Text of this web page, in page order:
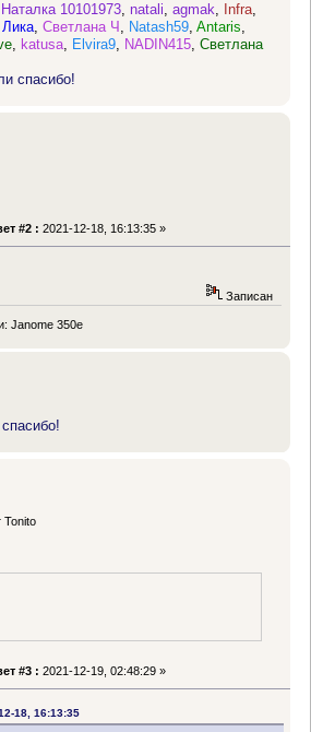
Наталка 10101973,natali,agmak, Infra,
,Светлана Ч , Natash59,Antaris,
, katusa, Elvira9, NADIN415,Светлана
спасибо!
#2 : 2021-12-18, 16:13:35 »
Записан
Janome 350e
Tonito
#3 : 2021-12-19, 02:48:29 »
18, 16:13:35